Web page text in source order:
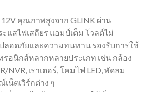
คุณภาพสูงจาก GLINK ผ่าน
แสไฟเสถียร แอมป์เต็ม โวลต์ไม่
ลอดภัยและความทนทาน รองรับการใช้
อนิกส์หลากหลายประเภท เช่น กล้อง
NVR, เราเตอร์, โคมไฟ LED, พัดลม
น็ตเวิร์กต่าง ๆ